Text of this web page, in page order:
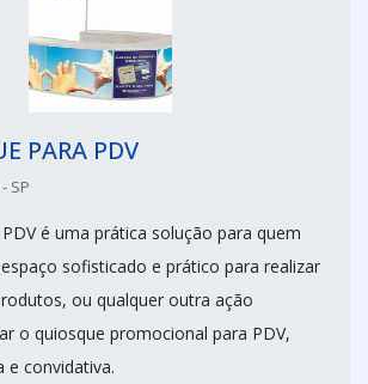
PARA PDV
SP
é uma prática solução para quem
sofisticado e prático para realizar
ou qualquer outra ação
o quiosque promocional para PDV,
e convidativa.